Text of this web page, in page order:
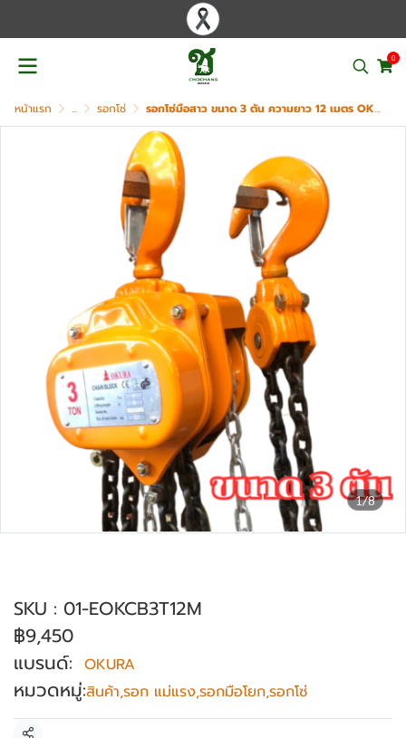
0
หน้าแรก ... รอกโซ่ รอกโซ่มือสาว ขนาด 3 ตัน ความยาว 12 เมตร OKURA
1/8
SKU : 01-EOKCB3T12M
฿9,450
แบรนด์: OKURA
หมวดหมู่:สินค้า,รอก แม่แรง,รอกมือโยก,รอกโซ่